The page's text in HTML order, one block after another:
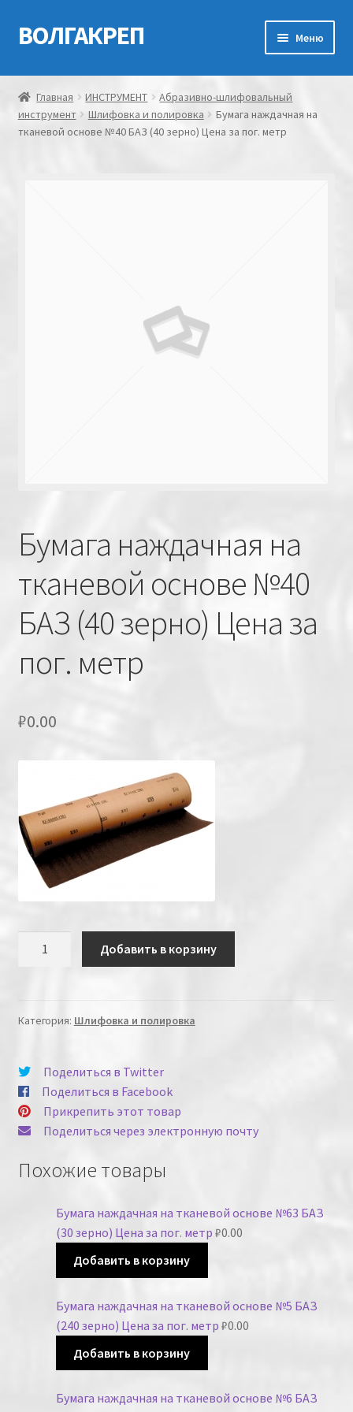
Перейти
к
Перейти
к
ВОЛГАКРЕП Меню
Главная
Контакты
Главная ИНСТРУМЕНТ
Абразивно-шлифовальный
инструмент
Шлифовка и полировка
Бумага наждачная на
тканевой основе №40 БАЗ (40 зерно) Цена за пог. метр
Бумага наждачная на
тканевой основе №40
БАЗ (40 зерно) Цена за
пог. метр
₽0.00
Добавить в корзину
Категория: Шлифовка и полировка
Поделиться в Twitter
Поделиться в Facebook
Прикрепить этот товар
Поделиться через электронную почту
Похожие товары
Бумага наждачная на тканевой основе №63 БАЗ
(30 зерно) Цена за пог. метр ₽0.00
Добавить в корзину
Бумага наждачная на тканевой основе №5 БАЗ
(240 зерно) Цена за пог. метр ₽0.00
Добавить в корзину
Бумага наждачная на тканевой основе №6 БАЗ